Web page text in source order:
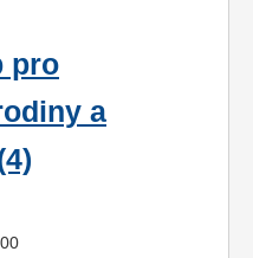
pro
a